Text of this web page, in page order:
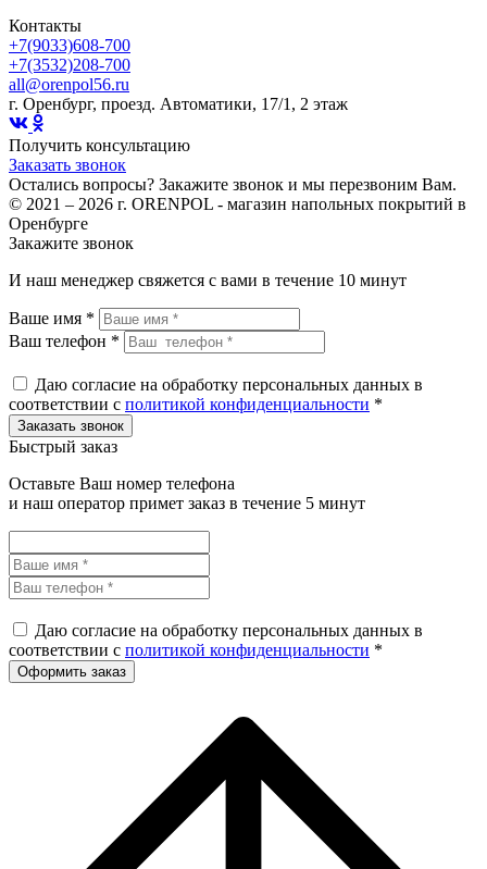
Контакты
+7(9033)608-700
+7(3532)208-700
all@orenpol56.ru
г. Оренбург, проезд. Автоматики, 17/1, 2 этаж
Получить консультацию
Заказать звонок
Остались вопросы? Закажите звонок и мы перезвоним Вам.
© 2021 – 2026 г. ORENPOL - магазин напольных покрытий в
Оренбурге
Закажите звонок
И наш менеджер свяжется с вами в течение 10 минут
Ваше имя *
Ваш телефон *
Даю согласие на обработку персональных данных в
соответствии с политикой конфиденциальности *
Быстрый заказ
Оставьте Ваш номер телефона
и наш оператор примет заказ в течение 5 минут
Даю согласие на обработку персональных данных в
соответствии с политикой конфиденциальности *